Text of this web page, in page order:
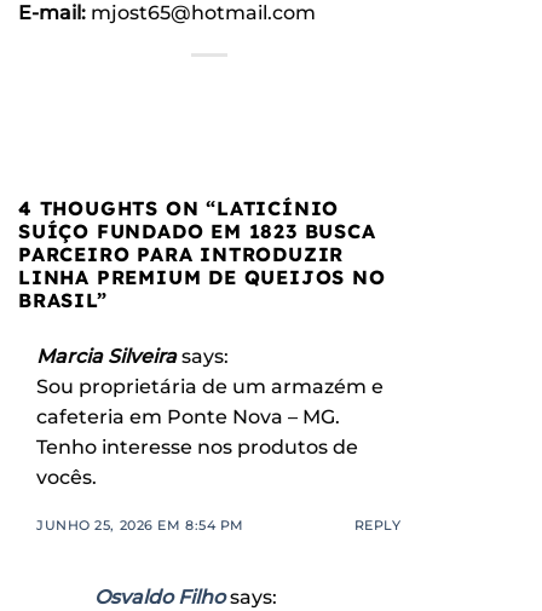
E-mail: mjost65@hotmail.com
4 THOUGHTS ON “LATICÍNIO
SUÍÇO FUNDADO EM 1823 BUSCA
PARCEIRO PARA INTRODUZIR
LINHA PREMIUM DE QUEIJOS NO
BRASIL”
Marcia Silveira says:
Sou proprietária de um armazém e
cafeteria em Ponte Nova – MG.
Tenho interesse nos produtos de
vocês.
JUNHO 25, 2026 EM 8:54 PM REPLY
Osvaldo Filho says: